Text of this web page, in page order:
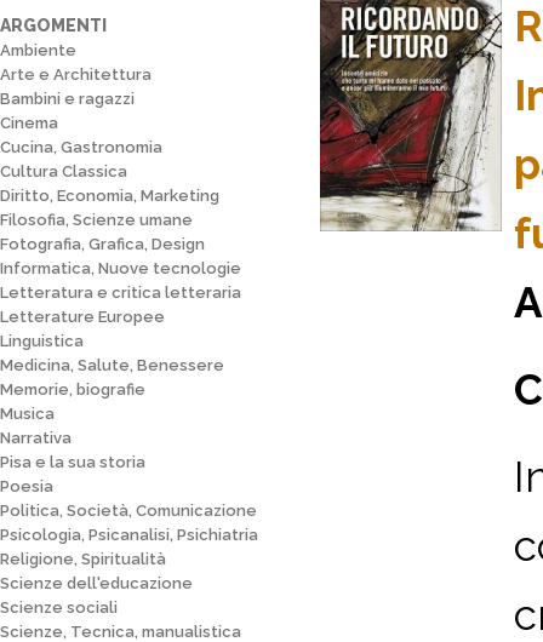
ARGOMENTI
Ambiente
Arte e Architettura
Bambini e ragazzi
Cinema
Cucina, Gastronomia
Cultura Classica
Diritto, Economia, Marketing
Filosofia, Scienze umane
Fotografia, Grafica, Design
Informatica, Nuove tecnologie
Letteratura e critica letteraria
Letterature Europee
Linguistica
Medicina, Salute, Benessere
Memorie, biografie
Musica
Narrativa
Pisa e la sua storia
Poesia
Politica, Società, Comunicazione
Psicologia, Psicanalisi, Psichiatria
Religione, Spiritualità
Scienze dell'educazione
Scienze sociali
Scienze, Tecnica, manualistica